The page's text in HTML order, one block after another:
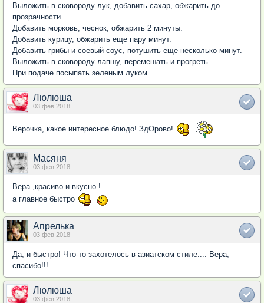
Выложить в сковороду лук, добавить сахар, обжарить до
прозрачности.
Добавить морковь, чеснок, обжарить 2 минуты.
Добавить курицу, обжарить еще пару минут.
Добавить грибы и соевый соус, потушить еще несколько минут.
Выложить в сковороду лапшу, перемешать и прогреть.
При подаче посыпать зеленым луком.
Люлюша
03 фев 2018
Верочка, какое интересное блюдо! ЗдОрово!
Масяня
03 фев 2018
Вера ,красиво и вкусно !
а главное быстро
Апрелька
03 фев 2018
Да, и быстро! Что-то захотелось в азиатском стиле.... Вера,
спасибо!!!
Люлюша
03 фев 2018